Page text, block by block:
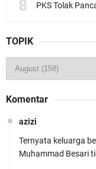
PKS Tolak
TOPIK
Komentar
azizi
Ternyata keluarga
Muhammad Besari